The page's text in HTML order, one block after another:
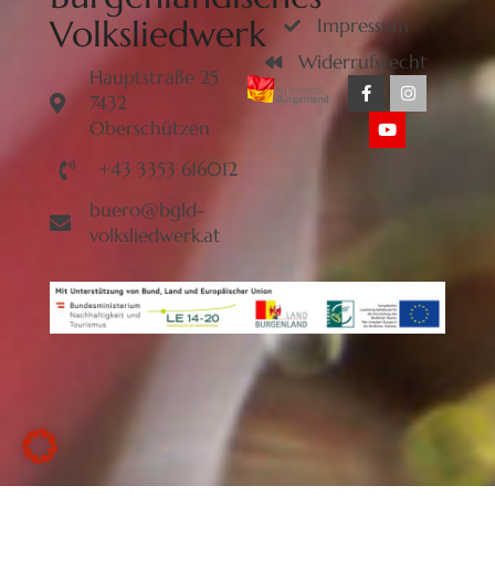
Volksliedwerk
Hauptstraße 25
7432
Oberschützen
+43 3353 616012
buero@bgld-
volksliedwerk.at
Impressum
Widerrufsrecht